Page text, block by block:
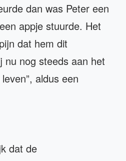
dan was Peter een
appje stuurde. Het
dat hem dit
nu nog steeds aan het
aldus een
dat de